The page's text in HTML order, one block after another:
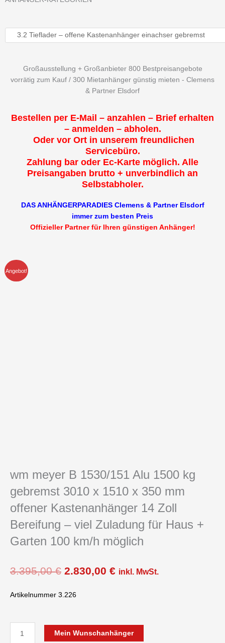
Großausstellung + Großanbieter 800 Bestpreisangebote
vorrätig zum Kauf / 300 Mietanhänger günstig mieten - Clemens
& Partner Elsdorf
Bestellen per E-Mail – anzahlen – Brief erhalten
– anmelden – abholen.
Oder vor Ort in unserem freundlichen
Servicebüro.
Zahlung bar oder Ec-Karte möglich. Alle
Preisangaben brutto + unverbindlich an
Selbstabholer.
DAS ANHÄNGERPARADIES Clemens & Partner Elsdorf
immer zum besten Preis
Offizieller Partner für Ihren günstigen Anhänger!
Angebot!
wm meyer B 1530/151 Alu 1500 kg
gebremst 3010 x 1510 x 350 mm
offener Kastenanhänger 14 Zoll
Bereifung – viel Zuladung für Haus +
Garten 100 km/h möglich
3.395,00€ Ursprünglicher
war:
2.830,00 €Aktueller
inkl. MwSt.
Artikelnummer 3.226
meyer
Mein Wunschanhänger